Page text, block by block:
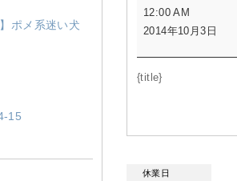
12:00 AM
2014年10月3日
{title}
休業日
ポメ系迷い犬
15